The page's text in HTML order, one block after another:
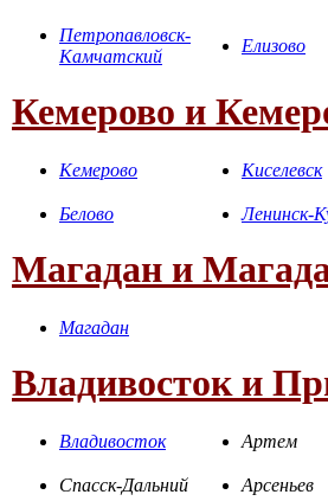
Петропавловск-
Камчатский
Елизово
Кемерово и
Кемерово Киселевск
Белово Ленинск-
Магадан и
Магадан
Владивосток и
Владивосток Артем
Спасск-Дальний Арсеньев